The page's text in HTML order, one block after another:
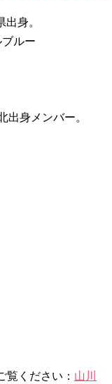
身。
ルー
出身メンバー。
ください： 山川